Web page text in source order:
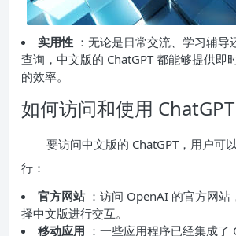
实用性 ：无论是日常交流、学习辅导
查询，中文版的 ChatGPT 都能够提供即
的效率。
如何访问和使用
要访问中文版的 ChatGPT，用户可
行：
官方网站 ：访问 OpenAI 的官方网
择中文版进行交互。
移动应用 ：一些应用程序已经集成了